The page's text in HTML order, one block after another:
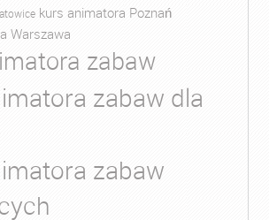
kurs animatora Poznań
Warszawa
zabaw
zabaw dla
zabaw